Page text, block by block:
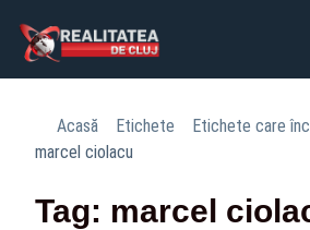
Acasă Etichete
Etichete care
marcel ciolacu
Tag: marcel